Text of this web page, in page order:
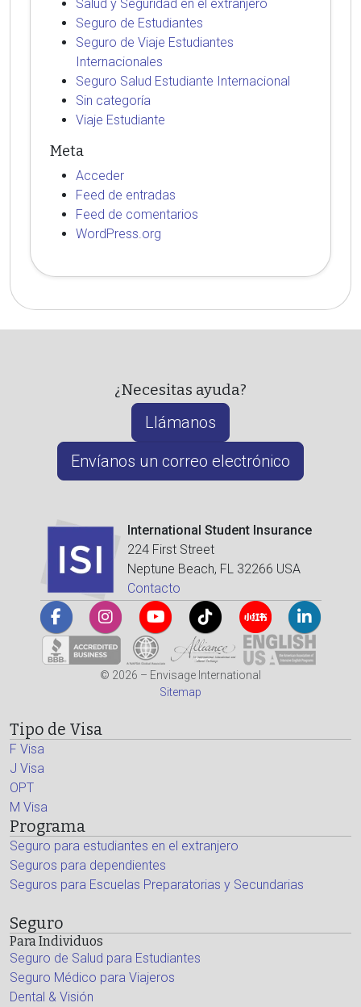
Salud y Seguridad en el extranjero
Seguro de Estudiantes
Seguro de Viaje Estudiantes
Internacionales
Seguro Salud Estudiante Internacional
Sin categoría
Viaje Estudiante
Meta
Acceder
Feed de entradas
Feed de comentarios
WordPress.org
¿Necesitas ayuda?
Llámanos
Envíanos un correo electrónico
International Student Insurance
224 First Street
Neptune Beach, FL 32266 USA
Contacto
© 2026 – Envisage International
Sitemap
Tipo de Visa
F Visa
J Visa
OPT
M Visa
Programa
Seguro para estudiantes en el extranjero
Seguros para dependientes
Seguros para Escuelas Preparatorias y Secundarias
Seguro
Para Individuos
Seguro de Salud para Estudiantes
Seguro Médico para Viajeros
Dental & Visión